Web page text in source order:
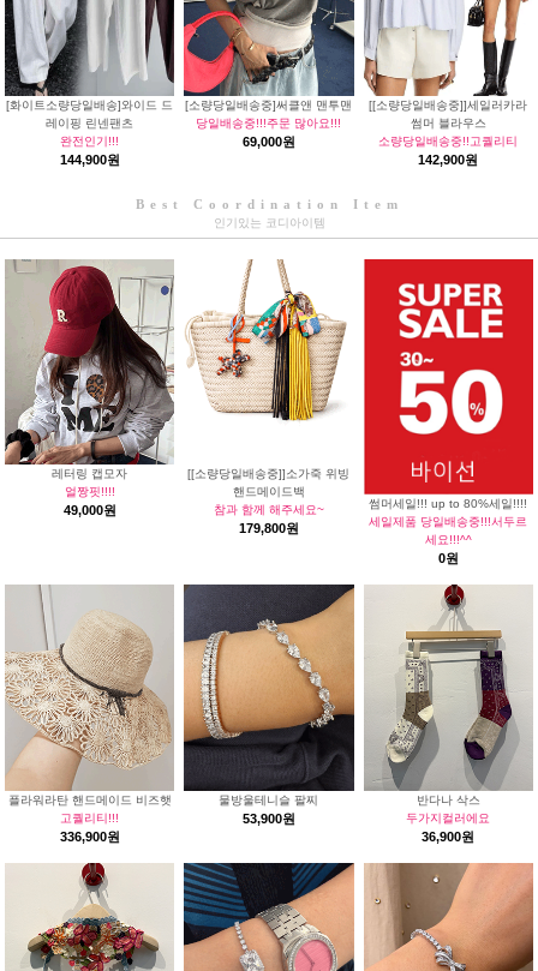
[화이트소량당일배송]와이드 드
레이핑 린넨팬츠
완전인기!!!
144,900원
[소량당일배송중]써클앤 맨투맨
당일배송중!!!주문 많아요!!!
69,000원
[[소량당일배송중]]세일러카라
썸머 블라우스
소량당일배송중!!고퀄리티
142,900원
Best Coordination Item
인기있는 코디아이템
레터링 캡모자
얼짱핏!!!!
49,000원
[[소량당일배송중]]소가죽 위빙
핸드메이드백
참과 함께 해주세요~
179,800원
썸머세일!!! up to 80%세일!!!!
세일제품 당일배송중!!!서두르
세요!!!^^
0원
플라워라탄 핸드메이드 비즈햇
고퀄리티!!!
336,900원
물방울테니슬 팔찌
53,900원
반다나 삭스
두가지컬러에요
36,900원